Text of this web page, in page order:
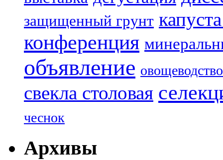
защищенный грунт
конференция
объявление овощеводство
свекла столовая
чеснок
Архивы